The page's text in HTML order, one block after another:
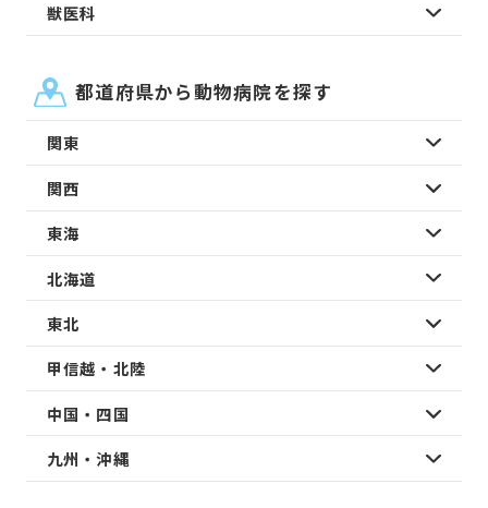
獣医科
都道府県から動物病院を探す
関東
関西
東海
北海道
東北
甲信越・北陸
中国・四国
九州・沖縄